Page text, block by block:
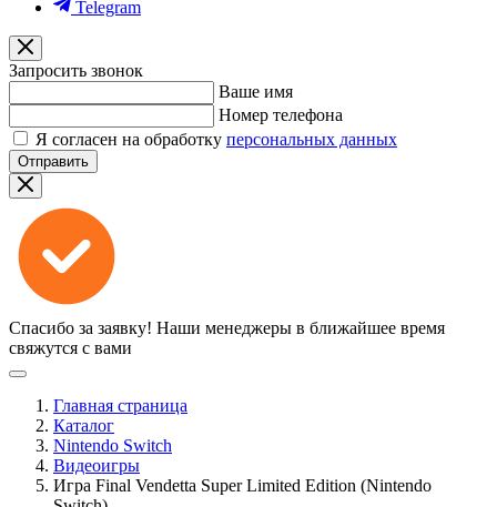
Telegram
Запросить звонок
Ваше имя
Номер телефона
Я согласен на обработку персональных данных
Отправить
Спасибо за заявку! Наши менеджеры в ближайшее время
свяжутся с вами
Главная страница
Каталог
Nintendo Switch
Видеоигры
Игра Final Vendetta Super Limited Edition (Nintendo